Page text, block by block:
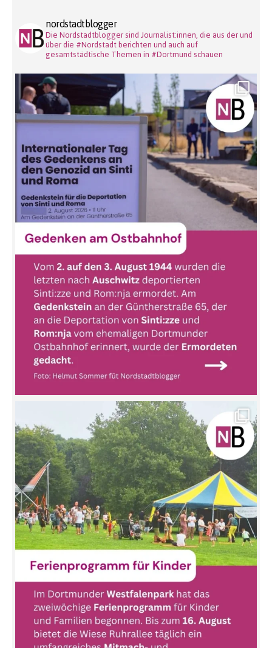
nordstadtblogger
Die Nordstadtblogger sind Journalist:innen, die aus der und
über die #Nordstadt berichten und auch auf
gesamtstädtische Themen in #Dortmund schauen